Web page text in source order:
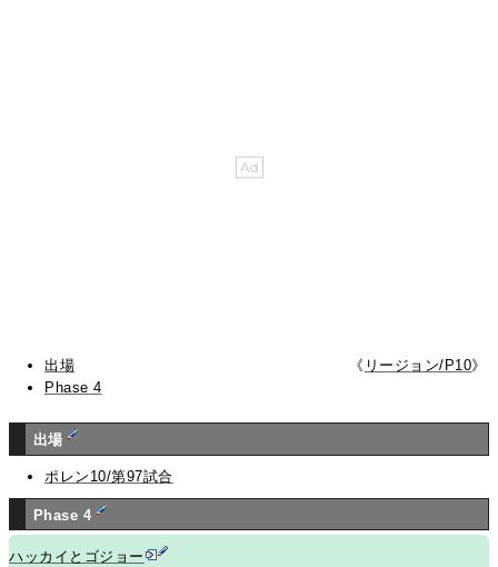
出場
Phase 4
《 リージョン/P10》
出場
ポレン10/第97試合
Phase 4
ハッカイとゴジョー